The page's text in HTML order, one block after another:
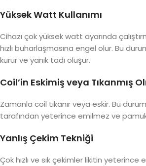
Yüksek Watt Kullanımı
Cihazı çok yüksek watt ayarında
hızlı buharlaşmasına engel olur. Bu
kurur ve yanık tadı oluşur.
Coil’in Eskimiş veya Tıkanmış
Zamanla coil tıkanır veya eskir. Bu
tarafından yeterince emilmez ve
Yanlış Çekim Tekniği
Çok hızlı ve sık çekimler likitin yeterince